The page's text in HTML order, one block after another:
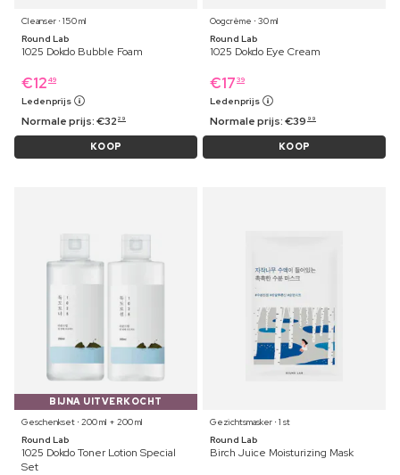
Cleanser ⋅ 150 ml
Round Lab
1025 Dokdo Bubble Foam
€12 49
Ledenprijs
Normale prijs:€32 29
KOOP
Oogcrème ⋅ 30 ml
Round Lab
1025 Dokdo Eye Cream
€17 39
Ledenprijs
Normale prijs:€39 99
KOOP
BIJNA UITVERKOCHT
Geschenkset ⋅ 200 ml + 200 ml
Round Lab
1025 Dokdo Toner Lotion Special
Set
Gezichtsmasker ⋅ 1 st
Round Lab
Birch Juice Moisturizing Mask